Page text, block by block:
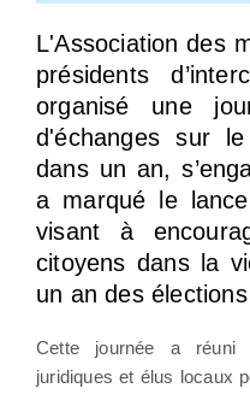
L'Association des
présidents
organisé une
d'échanges sur
dans un an,
a marqué le
visant à
citoyens dans la
un an des
Cette journée a réuni
juridiques et élus locaux